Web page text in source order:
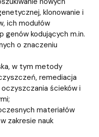
klonowanie i
ich modułów
genów kodujących m.in.
o znaczeniu
w tym metody
remediacja
ścieków i
materiałów
zakresie nauk